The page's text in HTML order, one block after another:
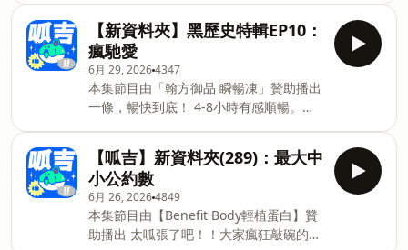
睡、側睡和不同體型，讓脖子找到穩定舒
服的支撐角度，枕套使用 100% Wincool
涼感紗，加上涼感親水棉聚氨酯枕芯，實
測瞬間降溫 2 度，頭跟脖子涼下來，夏天
樂大師 泳池污染事件 追星人的能耐 肯亞
的縮陽危機 邀爸媽去畢業典禮 -- 📫 商業
合作請寄信至
firca568@65535studio.com ✨ 追蹤新資
料夾的IG
https://www.instagram.com/newfolderla/
✍️ 投稿請點 https://linktr.ee/ne
【新資料夾】黑歷史特輯EP10：
瘋馳愛
6月 29, 20264347
本集節目由「翰方御品 瞬暢凍」贊助播出
一條，暢快到底！ 4-8小時有感順暢。
專利康普茶及專利植萃成分可以促進消
化、阻斷油膩，搭配中醫師嚴選7大漢
方，幫助排便順暢、促進新陳代謝。 專
業、安心、有效！ 點擊資訊欄位連結，享
全館999免運，輸入折扣碼「froggy」，
全館瞬暢凍最優惠組合，再享95折優惠！
【呱吉】新資料夾(289)：最大中
小公約數
6月 26, 20264849
本集節目由【Benefit Body輕植蛋白】贊
助播出 太呱張了吧！！大家瘋狂敲碗的芝